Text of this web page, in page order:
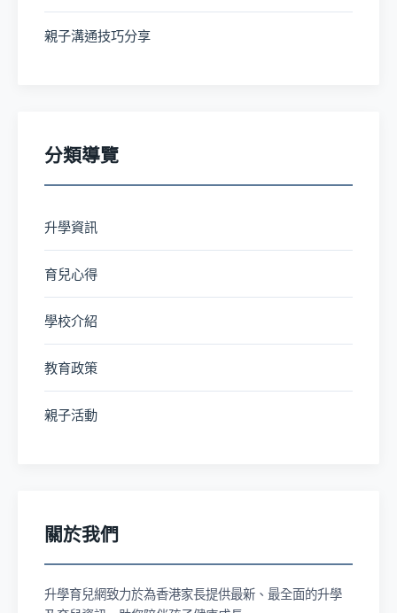
親子溝通技巧分享
分類導覽
升學資訊
育兒心得
學校介紹
教育政策
親子活動
關於我們
升學育兒網致力於為香港家長提供最新、最全面的升學